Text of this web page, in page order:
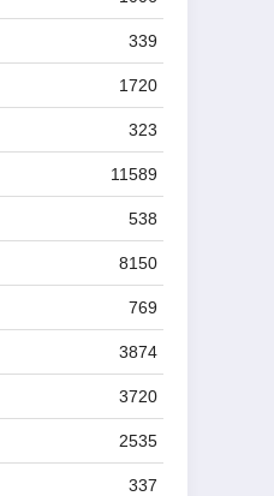
339
1720
323
11589
538
8150
769
3874
3720
2535
337